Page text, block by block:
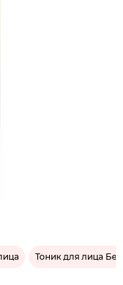
Тоник для лица